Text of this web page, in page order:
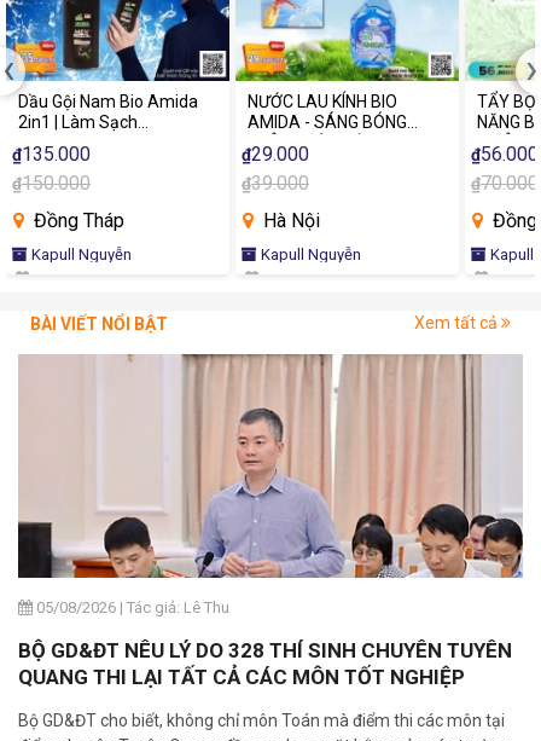
Dầu Gội Nam Bio Amida
2in1 | Làm Sạch
Sâu,Thơm Lâu, Tự Tin
Suốt Ngày Dài 300ML
₫135.000
₫150.000
Đồng Tháp
Kapull Nguyễn
NƯỚC LAU KÍNH BIO
AMIDA - SÁNG BÓNG
KHÔNG VỆT MỜ
₫29.000
₫39.000
Hà Nội
Kapull Nguyễn
TẨY
NĂNG
–
SẠCH
₫56.000
₫70.000
Đồng
Kapull
‹ ›
BÀI VIẾT NỔI BẬT Xem tất cả
05/08/2026 | Tác giả: Lê Thu
BỘ GD&ĐT NÊU LÝ DO 328 THÍ SINH CHUYÊN TUYÊN
QUANG THI LẠI TẤT CẢ CÁC MÔN TỐT NGHIỆP
Bộ GD&ĐT cho biết, không chỉ môn Toán mà điểm thi các môn tại